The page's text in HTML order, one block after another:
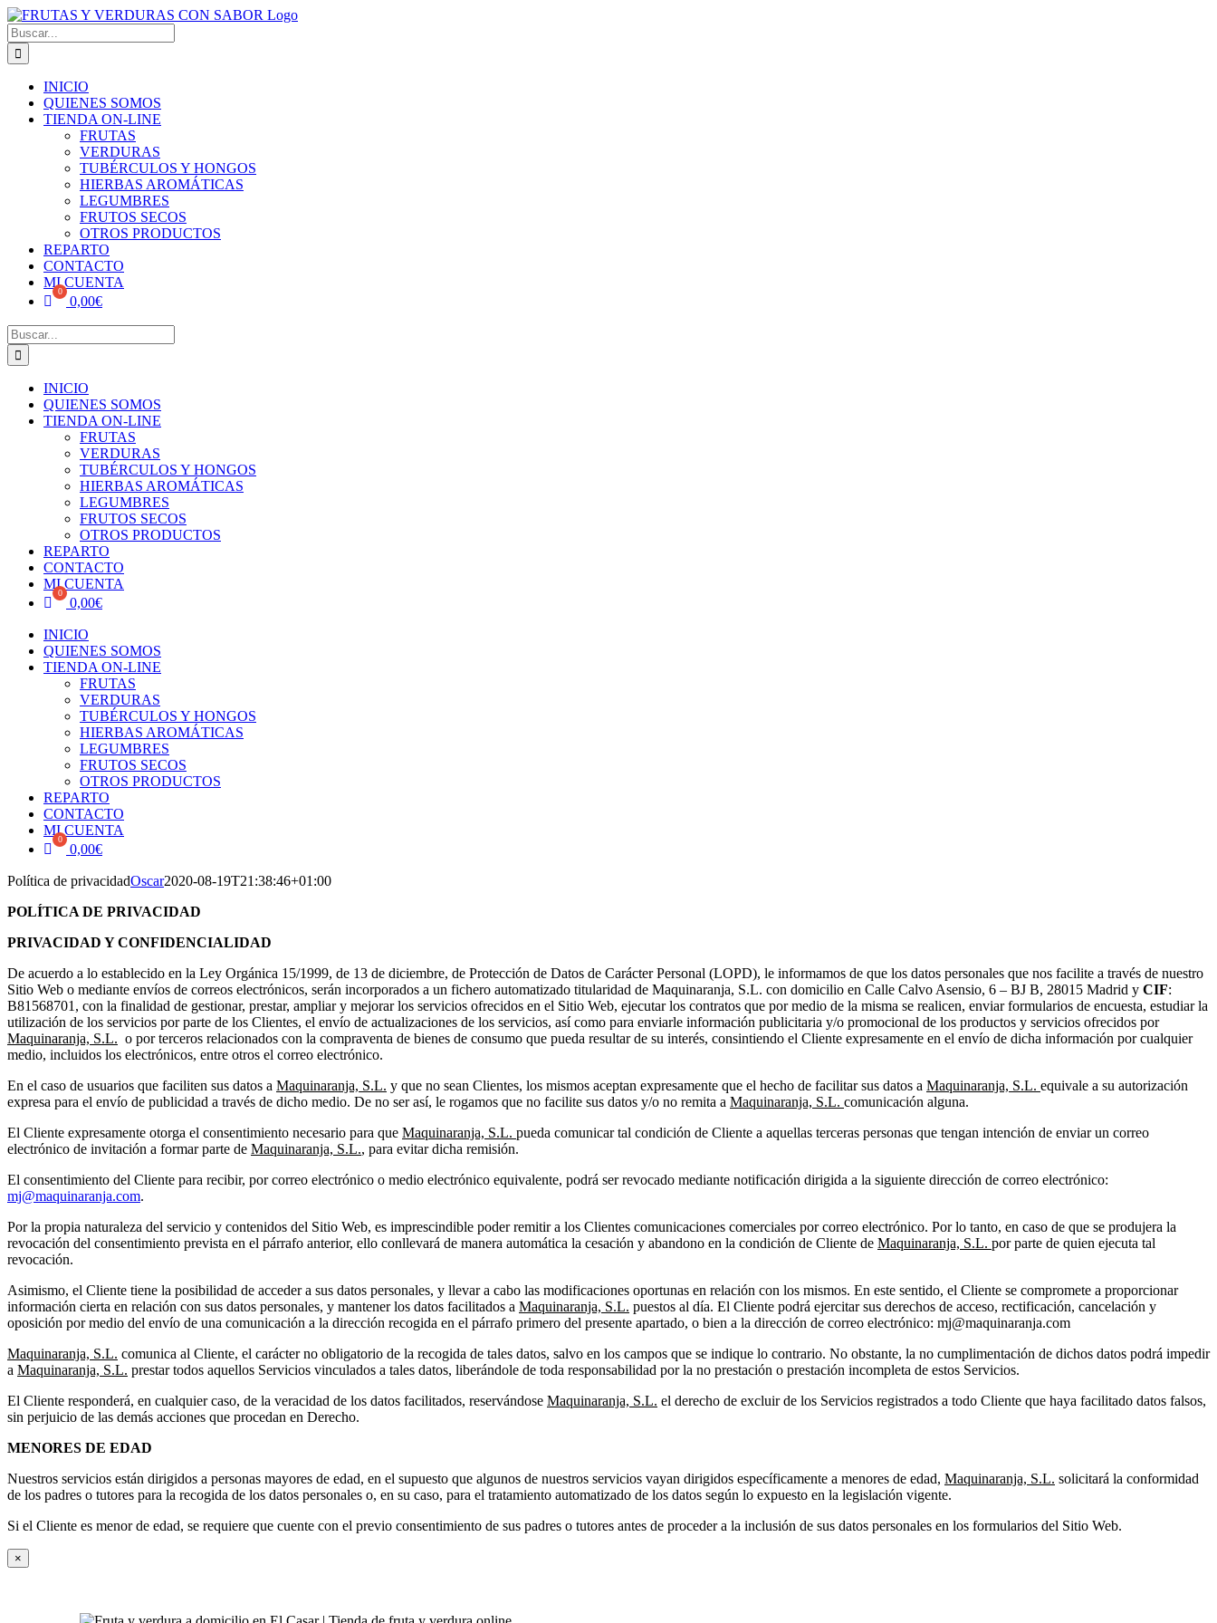
Skip
to
content
Buscar:
INICIO
QUIENES SOMOS
TIENDA ON-LINE
FRUTAS
VERDURAS
TUBÉRCULOS Y HONGOS
HIERBAS AROMÁTICAS
LEGUMBRES
FRUTOS SECOS
OTROS PRODUCTOS
REPARTO
CONTACTO
MI CUENTA
0,00€
Buscar:
INICIO
QUIENES SOMOS
TIENDA ON-LINE
FRUTAS
VERDURAS
TUBÉRCULOS Y HONGOS
HIERBAS AROMÁTICAS
LEGUMBRES
FRUTOS SECOS
OTROS PRODUCTOS
REPARTO
CONTACTO
MI CUENTA
0,00€
INICIO
QUIENES SOMOS
TIENDA ON-LINE
FRUTAS
VERDURAS
TUBÉRCULOS Y HONGOS
HIERBAS AROMÁTICAS
LEGUMBRES
FRUTOS SECOS
OTROS PRODUCTOS
REPARTO
CONTACTO
MI CUENTA
0,00€
Política de privacidadOscar2020-08-19T21:38:46+01:00
POLÍTICA DE PRIVACIDAD
PRIVACIDAD Y CONFIDENCIALIDAD
De acuerdo a lo establecido en la Ley Orgánica 15/1999, de 13 de diciembre, de Protección de Datos de Carácter Personal (LOPD), le informamos de que los datos personales que nos facilite a través de nuestro
Sitio Web o mediante envíos de correos electrónicos, serán incorporados a un fichero automatizado titularidad de Maquinaranja, S.L. con domicilio en Calle Calvo Asensio, 6 – BJ B, 28015 Madrid y CIF:
B81568701, con la finalidad de gestionar, prestar, ampliar y mejorar los servicios ofrecidos en el Sitio Web, ejecutar los contratos que por medio de la misma se realicen, enviar formularios de encuesta, estudiar la
utilización de los servicios por parte de los Clientes, el envío de actualizaciones de los servicios, así como para enviarle información publicitaria y/o promocional de los productos y servicios ofrecidos por
Maquinaranja, S.L. o por terceros relacionados con la compraventa de bienes de consumo que pueda resultar de su interés, consintiendo el Cliente expresamente en el envío de dicha información por cualquier
medio, incluidos los electrónicos, entre otros el correo electrónico.
En el caso de usuarios que faciliten sus datos a Maquinaranja, S.L. y que no sean Clientes, los mismos aceptan expresamente que el hecho de facilitar sus datos a Maquinaranja, S.L. equivale a su autorización
expresa para el envío de publicidad a través de dicho medio. De no ser así, le rogamos que no facilite sus datos y/o no remita a Maquinaranja, S.L. comunicación alguna.
El Cliente expresamente otorga el consentimiento necesario para que Maquinaranja, S.L. pueda comunicar tal condición de Cliente a aquellas terceras personas que tengan intención de enviar un correo
electrónico de invitación a formar parte de Maquinaranja, S.L., para evitar dicha remisión.
El consentimiento del Cliente para recibir, por correo electrónico o medio electrónico equivalente, podrá ser revocado mediante notificación dirigida a la siguiente dirección de correo electrónico:
mj@maquinaranja.com.
Por la propia naturaleza del servicio y contenidos del Sitio Web, es imprescindible poder remitir a los Clientes comunicaciones comerciales por correo electrónico. Por lo tanto, en caso de que se produjera la
revocación del consentimiento prevista en el párrafo anterior, ello conllevará de manera automática la cesación y abandono en la condición de Cliente de Maquinaranja, S.L. por parte de quien ejecuta tal
revocación.
Asimismo, el Cliente tiene la posibilidad de acceder a sus datos personales, y llevar a cabo las modificaciones oportunas en relación con los mismos. En este sentido, el Cliente se compromete a proporcionar
información cierta en relación con sus datos personales, y mantener los datos facilitados a Maquinaranja, S.L. puestos al día. El Cliente podrá ejercitar sus derechos de acceso, rectificación, cancelación y
oposición por medio del envío de una comunicación a la dirección recogida en el párrafo primero del presente apartado, o bien a la dirección de correo electrónico: mj@maquinaranja.com
Maquinaranja, S.L. comunica al Cliente, el carácter no obligatorio de la recogida de tales datos, salvo en los campos que se indique lo contrario. No obstante, la no cumplimentación de dichos datos podrá impedir
a Maquinaranja, S.L. prestar todos aquellos Servicios vinculados a tales datos, liberándole de toda responsabilidad por la no prestación o prestación incompleta de estos Servicios.
El Cliente responderá, en cualquier caso, de la veracidad de los datos facilitados, reservándose Maquinaranja, S.L. el derecho de excluir de los Servicios registrados a todo Cliente que haya facilitado datos falsos,
sin perjuicio de las demás acciones que procedan en Derecho.
MENORES DE EDAD
Nuestros servicios están dirigidos a personas mayores de edad, en el supuesto que algunos de nuestros servicios vayan dirigidos específicamente a menores de edad, Maquinaranja, S.L. solicitará la conformidad
de los padres o tutores para la recogida de los datos personales o, en su caso, para el tratamiento automatizado de los datos según lo expuesto en la legislación vigente.
Si el Cliente es menor de edad, se requiere que cuente con el previo consentimiento de sus padres o tutores antes de proceder a la inclusión de sus datos personales en los formularios del Sitio Web.
Close
product
×